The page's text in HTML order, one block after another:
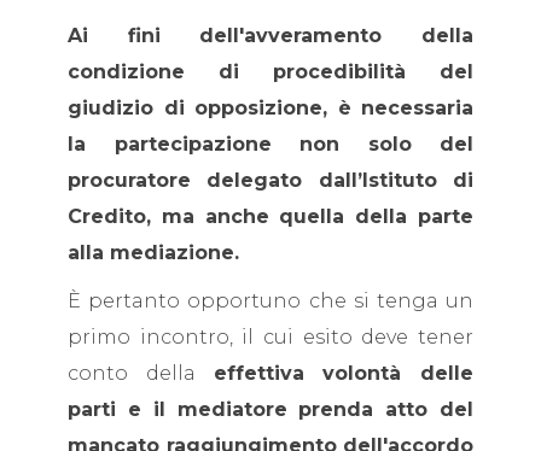
Ai fini dell'avveramento della
condizione di procedibilità del
giudizio di opposizione, è necessaria
la partecipazione non solo del
procuratore delegato dall’Istituto di
Credito, ma anche quella della parte
alla mediazione.
È pertanto opportuno che si tenga un
primo incontro, il cui esito deve tener
conto della effettiva volontà delle
parti e il mediatore prenda atto del
mancato raggiungimento dell'accordo